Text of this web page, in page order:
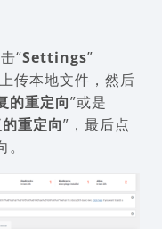
“Settings”
传本地文件，然后
重定向”或是
重定向”，最后点